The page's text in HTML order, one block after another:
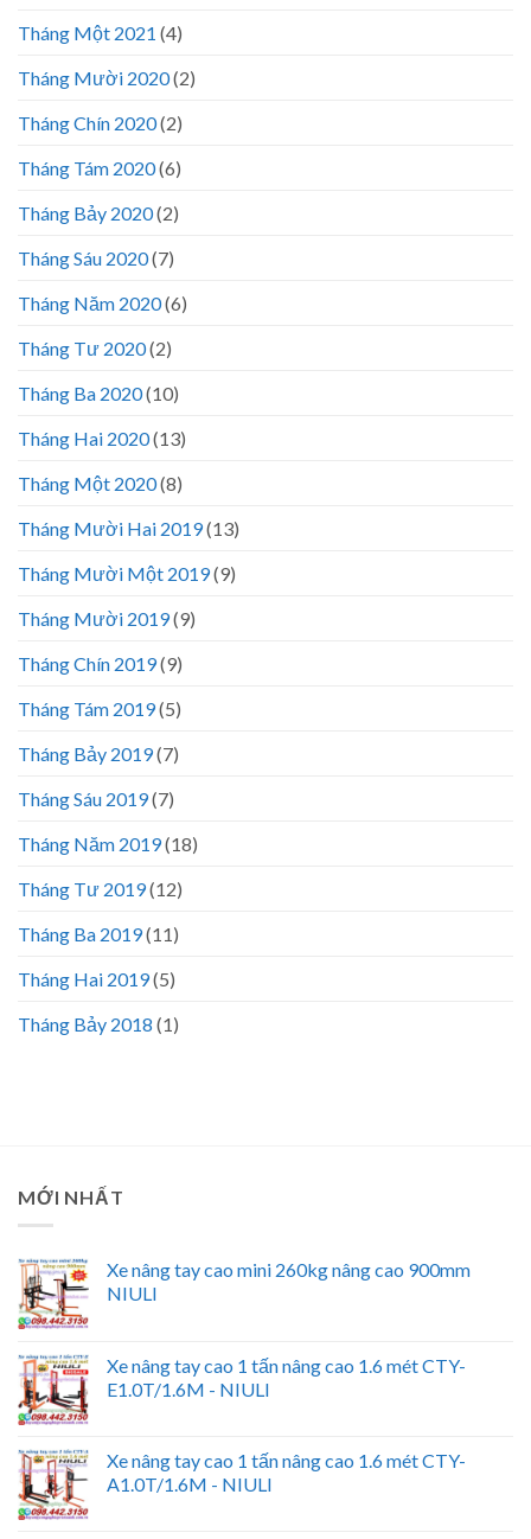
Tháng Một 2021 (4)
Tháng Mười 2020(2)
Tháng Chín 2020(2)
Tháng Tám 2020(6)
Tháng Bảy 2020(2)
Tháng Sáu 2020(7)
Tháng Năm 2020(6)
Tháng Tư 2020(2)
Tháng Ba 2020(10)
Tháng Hai 2020(13)
Tháng Một 2020(8)
Tháng Mười Hai 2019(13)
Tháng Mười Một 2019(9)
Tháng Mười 2019(9)
Tháng Chín 2019(9)
Tháng Tám 2019(5)
Tháng Bảy 2019(7)
Tháng Sáu 2019(7)
Tháng Năm 2019(18)
Tháng Tư 2019(12)
Tháng Ba 2019(11)
Tháng Hai 2019(5)
Tháng Bảy 2018 (1)
MỚI NHẤT
Xe nâng tay cao mini 260kg nâng cao 900mm
NIULI
Xe nâng tay cao 1 tấn nâng cao 1.6 mét CTY-
E1.0T/1.6M - NIULI
Xe nâng tay cao 1 tấn nâng cao 1.6 mét CTY-
A1.0T/1.6M - NIULI